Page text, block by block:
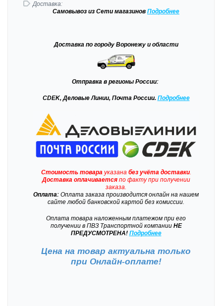
Доставка:
Самовывоз из Сети магазинов Подробнее
Доставка по городу Воронежу и области
Отправка в регионы России:
CDEK, Деловые Линии, Почта России. Подробнее
Стоимость товарауказана без учёта доставки.
Доставкаоплачиваетсяпо факту при получении
заказа.
Оплата: Оплата заказа производится онлайн на нашем
сайте любой банковской картой без комиссии.
Оплата товара наложенным платежом при его
получении в ПВЗ Транспортной компанииНЕ
ПРЕДУСМОТРЕНА! Подробнее
Цена на товар актуальна только
при Онлайн-оплате!